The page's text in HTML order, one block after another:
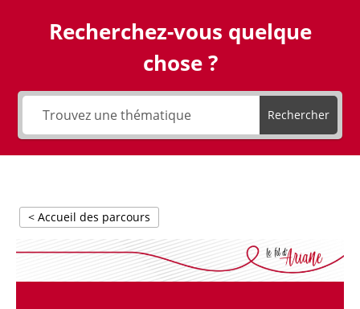
Recherchez-vous quelque
chose ?
Rechercher
< Accueil des parcours